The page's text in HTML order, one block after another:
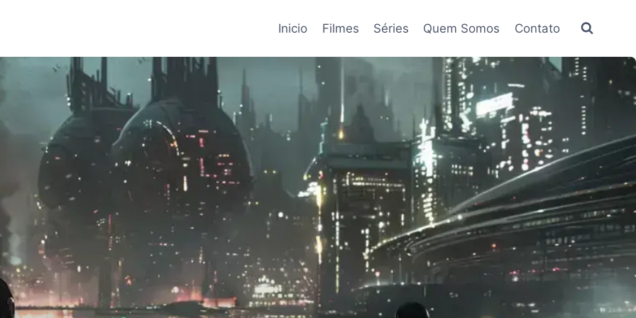
Inicio Filmes Séries Quem Somos Contato